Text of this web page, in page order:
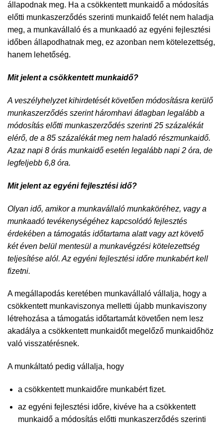
állapodnak meg. Ha a csökkentett munkaidő a módosítás
előtti munkaszerződés szerinti munkaidő felét nem haladja
meg, a munkavállaló és a munkaadó az egyéni fejlesztési
időben állapodhatnak meg, ez azonban nem kötelezettség,
hanem lehetőség.
Mit jelent a csökkentett munkaidő?
A veszélyhelyzet kihirdetését követően módosításra kerülő
munkaszerződés szerint háromhavi átlagban legalább a
módosítás előtti munkaszerződés szerinti 25 százalékát
elérő, de a 85 százalékát meg nem haladó részmunkaidő.
Azaz napi 8 órás munkaidő esetén legalább napi 2 óra, de
legfeljebb 6,8 óra.
Mit jelent az egyéni fejlesztési idő?
Olyan idő, amikor a munkavállaló munkaköréhez, vagy a
munkaadó tevékenységéhez kapcsolódó fejlesztés
érdekében a támogatás időtartama alatt vagy azt követő
két éven belül mentesül a munkavégzési kötelezettség
teljesítése alól. Az egyéni fejlesztési időre munkabért kell
fizetni.
A megállapodás keretében munkavállaló vállalja, hogy a
csökkentett munkaviszonya melletti újabb munkaviszony
létrehozása a támogatás időtartamát követően nem lesz
akadálya a csökkentett munkaidőt megelőző munkaidőhöz
való visszatérésnek.
A munkáltató pedig vállalja, hogy
a csökkentett munkaidőre munkabért fizet.
az egyéni fejlesztési időre, kivéve ha a csökkentett
munkaidő a módosítás előtti munkaszerződés szerinti